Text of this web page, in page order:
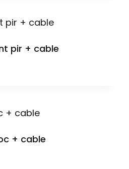
pir + cable
+ cable